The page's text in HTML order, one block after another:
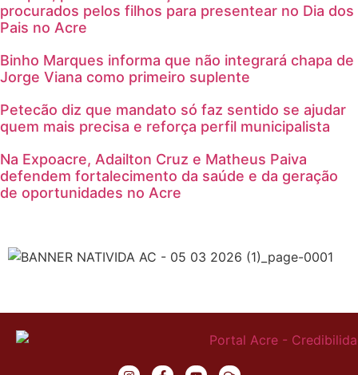
procurados pelos filhos para presentear no Dia dos
Pais no Acre
Binho Marques informa que não integrará chapa de
Jorge Viana como primeiro suplente
Petecão diz que mandato só faz sentido se ajudar
quem mais precisa e reforça perfil municipalista
Na Expoacre, Adailton Cruz e Matheus Paiva
defendem fortalecimento da saúde e da geração
de oportunidades no Acre